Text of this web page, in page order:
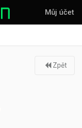
Můj účet
Zpět